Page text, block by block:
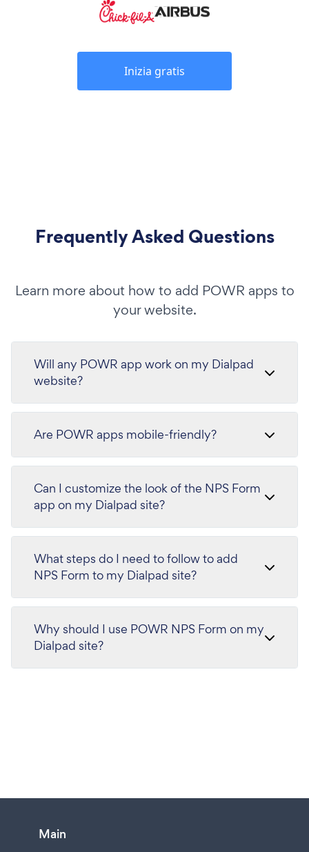
Inizia gratis
Frequently Asked Questions
Learn more about how to add POWR apps to
your website.
Will any POWR app work on my Dialpad
website?
Are POWR apps mobile-friendly?
Can I customize the look of the NPS Form
app on my Dialpad site?
What steps do I need to follow to add
NPS Form to my Dialpad site?
Why should I use POWR NPS Form on my
Dialpad site?
Main